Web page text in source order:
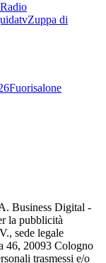
Radio
Zuppa di
Fuorisalone
Business Digital -
la pubblicità
sede legale
46, 20093 Cologno
trasmessi e/o